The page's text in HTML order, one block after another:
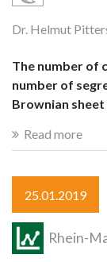
Dr. Helmut
The number of
number of
Brownian sheet
Read more
25.01.2019
Rhein-